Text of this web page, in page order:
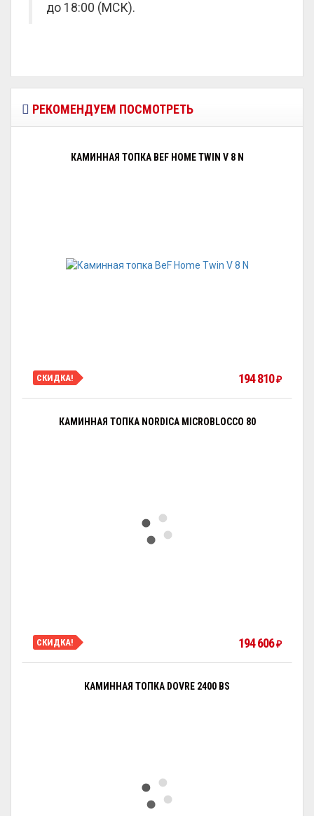
до 18:00 (МСК).
РЕКОМЕНДУЕМ ПОСМОТРЕТЬ
КАМИННАЯ ТОПКА BEF HOME TWIN V 8 N
СКИДКА! 194 810₽
КАМИННАЯ ТОПКА NORDICA MICROBLOCCO 80
СКИДКА! 194 606₽
КАМИННАЯ ТОПКА DOVRE 2400 BS